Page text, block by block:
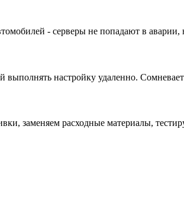
- серверы не попадают в
настройку удаленно.
заменяем расходные материалы,